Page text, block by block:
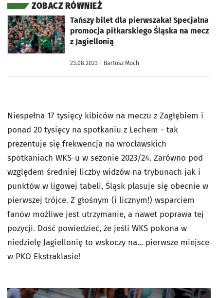
ZOBACZ RÓWNIEŻ
Tańszy bilet dla pierwszaka! Specjalna
promocja piłkarskiego Śląska na mecz
z Jagiellonią
23.08.2023 | Bartosz Moch
otworzy się w nowej karcie
Niespełna 17 tysięcy kibiców na meczu z Zagłębiem i
ponad 20 tysięcy na spotkaniu z Lechem - tak
prezentuje się frekwencja na wrocławskich
spotkaniach WKS-u w sezonie 2023/24. Zarówno pod
względem średniej liczby widzów na trybunach jak i
punktów w ligowej tabeli, Śląsk plasuje się obecnie w
pierwszej trójce. Z głośnym (i licznym!) wsparciem
fanów możliwe jest utrzymanie, a nawet poprawa tej
pozycji. Dość powiedzieć, że jeśli WKS pokona w
niedzielę Jagiellonię to wskoczy na... pierwsze miejsce
w PKO Ekstraklasie!